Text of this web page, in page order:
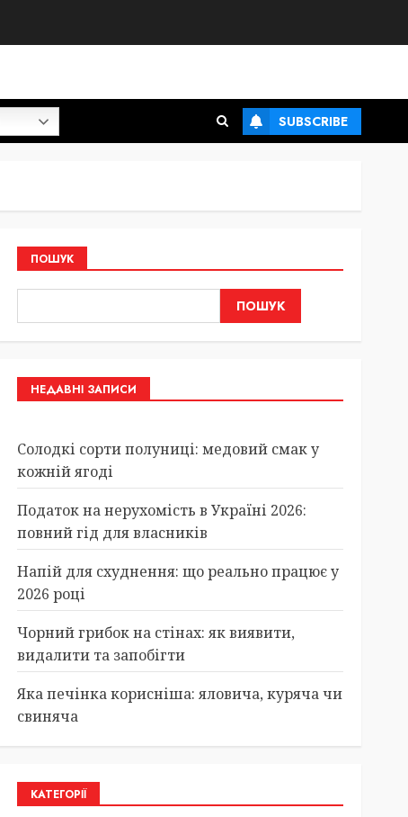
SUBSCRIBE
ПОШУК
ПОШУК
НЕДАВНІ ЗАПИСИ
Солодкі сорти полуниці: медовий смак у
кожній ягоді
Податок на нерухомість в Україні 2026:
повний гід для власників
Напій для схуднення: що реально працює у
2026 році
Чорний грибок на стінах: як виявити,
видалити та запобігти
Яка печінка корисніша: яловича, куряча чи
свиняча
КАТЕГОРІЇ